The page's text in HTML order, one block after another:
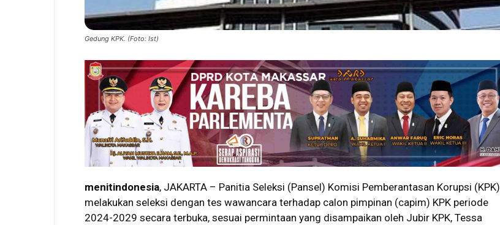
Gedung KPK. (Foto: Ist)
menitindonesia, JAKARTA – Panitia Seleksi (Pansel) Komisi Pemberantasan Korupsi (KPK)
melakukan seleksi dengan tes wawancara terhadap calon pimpinan (capim) KPK periode
2024-2029 secara terbuka, sesuai permintaan yang disampaikan oleh Jubir KPK, Tessa